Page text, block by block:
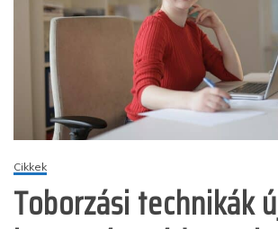
Cikkek
Toborzási technikák